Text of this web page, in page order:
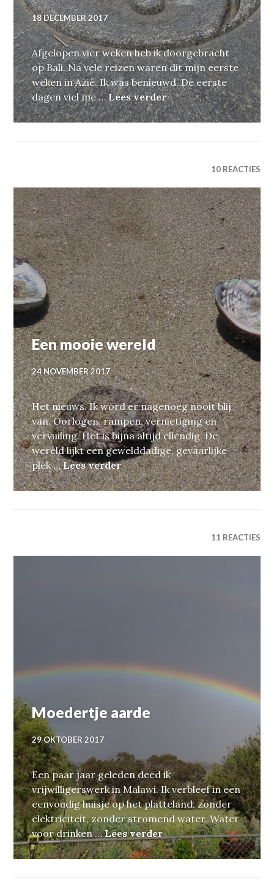
18 DECEMBER 2017
Afgelopen vier weken heb ik doorgebracht
op Bali. Na vele reizen waren dit mijn eerste
weken in Azië. Ik was benieuwd. De eerste
dagen viel me …Lees verderOde aan de
10 REACTIES
Een mooie wereld
24 NOVEMBER 2017
Het nieuws. Ik word er nagenoeg nooit blij
van. Oorlogen, rampen, vernietiging en
vervuiling. Het is bijna altijd ellendig. De
wereld lijkt een gewelddadige, gevaarlijke
plek …Lees verderEen mooie wereld
11 REACTIES
Moedertje aarde
29 OKTOBER 2017
Een paar jaar geleden deed ik
vrijwilligerswerk in Malawi. Ik verbleef in een
eenvoudig huisje op het platteland, zonder
elektriciteit, zonder stromend water. Water
voor drinken …Lees verderMoedertje aarde